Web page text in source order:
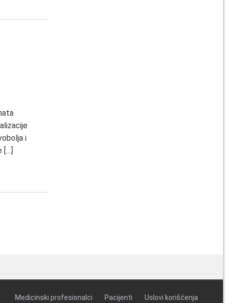
i
[…]
Medicinski profesionalci Pacijenti Uslovi korišćenja